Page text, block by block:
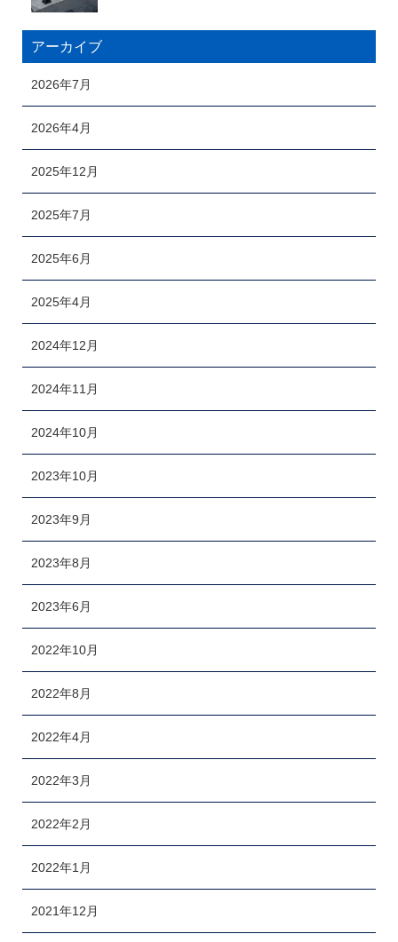
アーカイブ
2026年7月
2026年4月
2025年12月
2025年7月
2025年6月
2025年4月
2024年12月
2024年11月
2024年10月
2023年10月
2023年9月
2023年8月
2023年6月
2022年10月
2022年8月
2022年4月
2022年3月
2022年2月
2022年1月
2021年12月